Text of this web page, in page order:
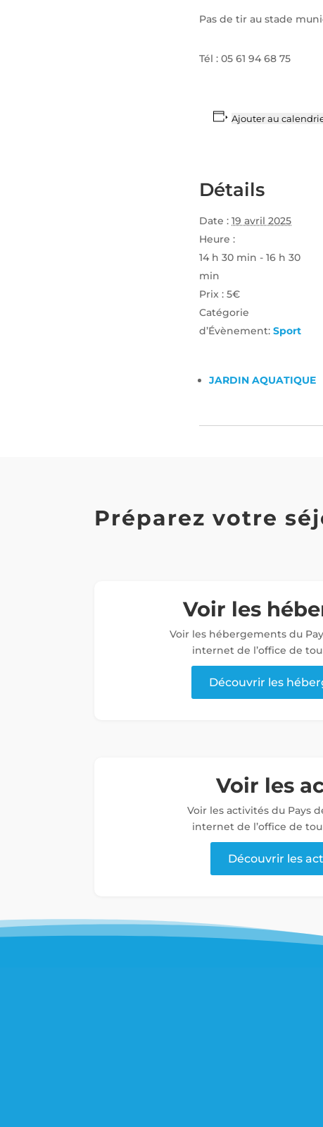
Pas de tir au stade
Tél : 05 61 94 68 75
Ajouter au
Détails
Date : 19 avril 2025
Heure :
14 h 30 min - 16 h 30
min
Prix : 5€
Catégorie
d’Évènement: Sport
JARDIN AQUATIQUE
Préparez votre
Voir les
Voir les hébergements du
internet de l’office de
Découvrir les
Voir les
Voir les activités du Pays
internet de l’office de
Découvrir les